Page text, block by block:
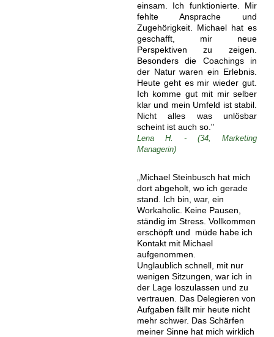
einsam. Ich funktionierte. Mir
fehlte Ansprache und
Zugehörigkeit. Michael hat es
geschafft, mir neue
Perspektiven zu zeigen.
Besonders die Coachings in
der Natur waren ein Erlebnis.
Heute geht es mir wieder gut.
Ich komme gut mit mir selber
klar und mein Umfeld ist stabil.
Nicht alles was unlösbar
scheint ist auch so."
Lena H. - (34, Marketing
Managerin)
„Michael Steinbusch hat mich
dort abgeholt, wo ich gerade
stand. Ich bin, war, ein
Workaholic. Keine Pausen,
ständig im Stress. Vollkommen
erschöpft und müde habe ich
Kontakt mit Michael
aufgenommen.
Unglaublich schnell, mit nur
wenigen Sitzungen, war ich in
der Lage loszulassen und zu
vertrauen. Das Delegieren von
Aufgaben fällt mir heute nicht
mehr schwer. Das Schärfen
meiner Sinne hat mich wirklich